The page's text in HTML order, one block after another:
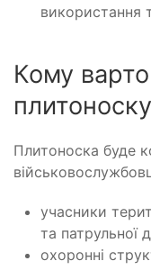
використання
Кому
Плитоноска буде
учасники
та патрульної
охоронні